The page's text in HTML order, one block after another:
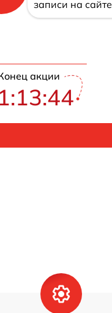
записи на сайте
акции